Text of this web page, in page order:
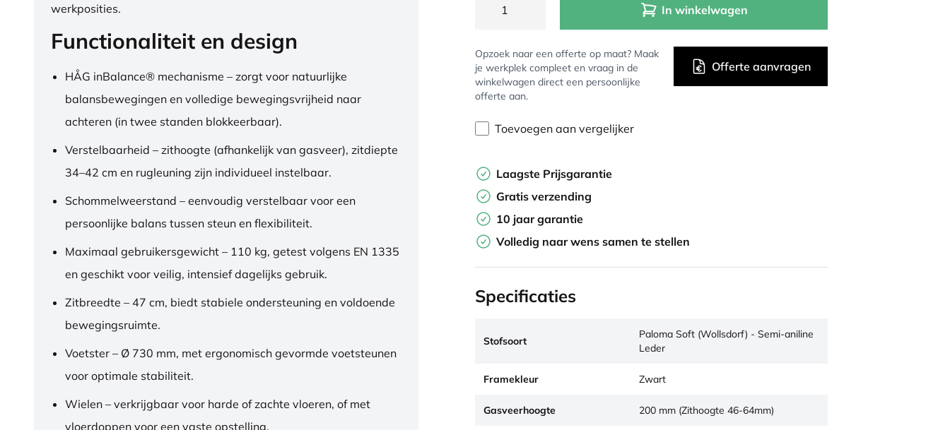
werkposities.
Functionaliteit en design
HÅG inBalance® mechanisme – zorgt voor natuurlijke
balansbewegingen en volledige bewegingsvrijheid naar
achteren (in twee standen blokkeerbaar).
Verstelbaarheid – zithoogte (afhankelijk van gasveer), zitdiepte
34–42 cm en rugleuning zijn individueel instelbaar.
Schommelweerstand – eenvoudig verstelbaar voor een
persoonlijke balans tussen steun en flexibiliteit.
Maximaal gebruikersgewicht – 110 kg, getest volgens EN 1335
en geschikt voor veilig, intensief dagelijks gebruik.
Zitbreedte – 47 cm, biedt stabiele ondersteuning en voldoende
bewegingsruimte.
Voetster – Ø 730 mm, met ergonomisch gevormde voetsteunen
voor optimale stabiliteit.
Wielen – verkrijgbaar voor harde of zachte vloeren, of met
vloerdoppen voor een vaste opstelling.
In winkelwagen
Opzoek naar een offerte op maat? Maak
je werkplek compleet en vraag in de
winkelwagen direct een persoonlijke
offerte aan.
Offerte aanvragen
Toevoegen aan vergelijker
Laagste Prijsgarantie
Gratis verzending
10 jaar garantie
Volledig naar wens samen te stellen
Specificaties
Stofsoort
Paloma Soft (Wollsdorf) - Semi-aniline
Leder
Framekleur Zwart
Gasveerhoogte 200 mm (Zithoogte 46-64mm)